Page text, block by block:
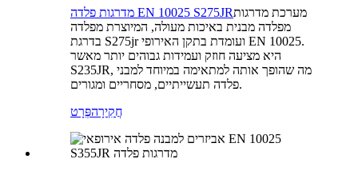
מדרגות פלדה EN 10025 S275JRמערכת מדרגות
מפלדה מבנית באיכות מעולה, המיוצרת מפלדה
בדרגת S275jr ועומדת בתקן האירופי EN 10025.
היא מציעה חוזק ועמידות גבוהים יותר מאשר
S235JR, מה שהופך אותה למתאימה במיוחד למבני
פלדה תעשייתיים, מסחריים ומגורים.
חֲקִירָהפְּרָט